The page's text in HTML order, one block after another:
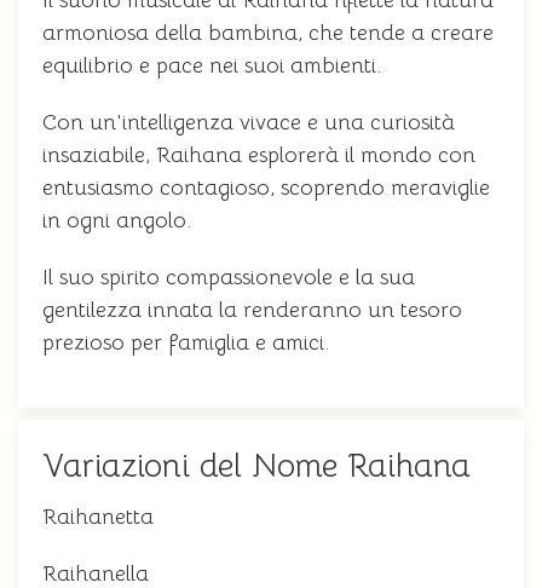
armoniosa della bambina, che tende a creare
equilibrio e pace nei suoi ambienti.
Con un'intelligenza vivace e una curiosità
insaziabile, Raihana esplorerà il mondo con
entusiasmo contagioso, scoprendo meraviglie
in ogni angolo.
Il suo spirito compassionevole e la sua
gentilezza innata la renderanno un tesoro
prezioso per famiglia e amici.
Variazioni del Nome Raihana
Raihanetta
Raihanella